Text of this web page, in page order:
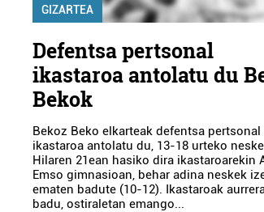
GIZARTEA
Defentsa pertsonal
ikastaroa antolatu du
Bekok
Bekoz Beko elkarteak defentsa pertsonal
ikastaroa antolatu du, 13-18 urteko
Hilaren 21ean hasiko dira ikastaroarekin
Emso gimnasioan, behar adina neskek
ematen badute (10-12). Ikastaroak
badu, ostiraletan emango...